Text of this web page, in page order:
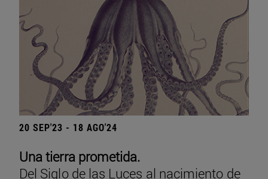
20 SEP'23 - 18 AGO'24
Una tierra prometida.
Del Siglo de las Luces al nacimiento de